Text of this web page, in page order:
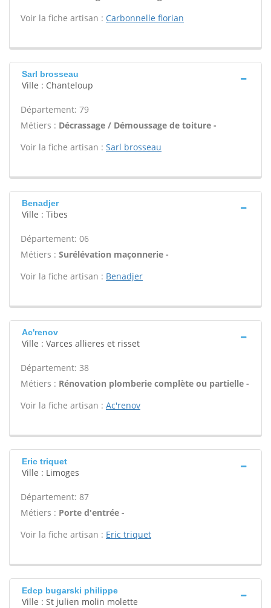
Voir la fiche artisan : Carbonnelle florian
Sarl brosseau
Ville : Chanteloup
Département: 79
Métiers : Décrassage / Démoussage de toiture -
Voir la fiche artisan : Sarl brosseau
Benadjer
Ville : Tibes
Département: 06
Métiers : Surélévation maçonnerie -
Voir la fiche artisan : Benadjer
Ac'renov
Ville : Varces allieres et risset
Département: 38
Métiers : Rénovation plomberie complète ou partielle -
Voir la fiche artisan : Ac'renov
Eric triquet
Ville : Limoges
Département: 87
Métiers : Porte d'entrée -
Voir la fiche artisan : Eric triquet
Edcp bugarski philippe
Ville : St julien molin molette